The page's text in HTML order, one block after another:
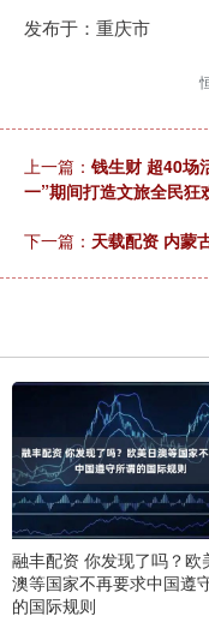
发布于：重庆市
上一篇： 钱生财 超40场
一”期间打造文旅全民狂
下一篇： 天载配资 内蒙
融丰配资 你发现了吗？欧
澳等国家不再要求中国遵
的国际规则